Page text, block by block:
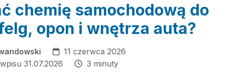
chemię samochodową do
opon i wnętrza auta?
11 czerwca 2026
31.07.2026
3 minuty